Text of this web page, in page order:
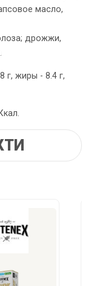
масло,
дрожжи,
г, жиры - 8.4 г,